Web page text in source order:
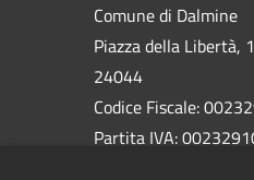
Comune di Dalmine
Piazza della Libertà,
24044
Codice Fiscale:
Partita IVA: